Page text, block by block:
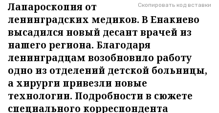
Скопировать код вставки
Лапароскопия от
ленинградских медиков. В Енакиево
высадился новый десант врачей из
нашего региона. Благодаря
ленинградцам возобновило работу
одно из отделений детской больницы,
а хирурги привезли новые
технологии. Подробности в сюжете
специального корреспондента